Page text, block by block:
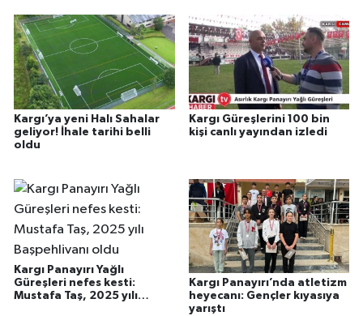
Kargı’ya yeni Halı Sahalar
geliyor! İhale tarihi belli
oldu
Kargı Güreşlerini 100 bin
kişi canlı yayından izledi
Kargı Panayırı Yağlı
Güreşleri nefes kesti:
Mustafa Taş, 2025 yılı
Kargı Panayırı’nda atletizm
heyecanı: Gençler kıyasıya
yarıştı